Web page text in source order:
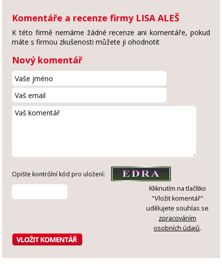
Komentáře a recenze firmy LISA ALEŠ
K této firmě nemáme žádné recenze ani komentáře, pokud
máte s firmou zkušenosti můžete ji ohodnotit
Nový komentář
Opište kontrólní kód pro uložení:
Kliknutím na tlačítko
"Vložit komentář"
udělujete souhlas se
zpracováním
osobních údajů.